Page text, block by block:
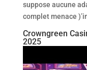
suppose aucune
complet menace
Crowngreen
2025